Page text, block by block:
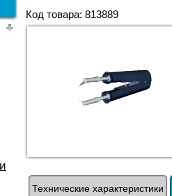
Код товара: 813889
Технические характеристики